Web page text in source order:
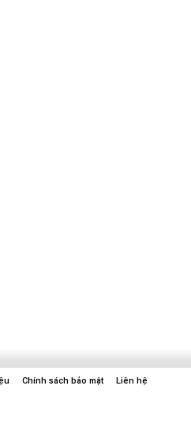
Chính sách bảo mật Liên hệ